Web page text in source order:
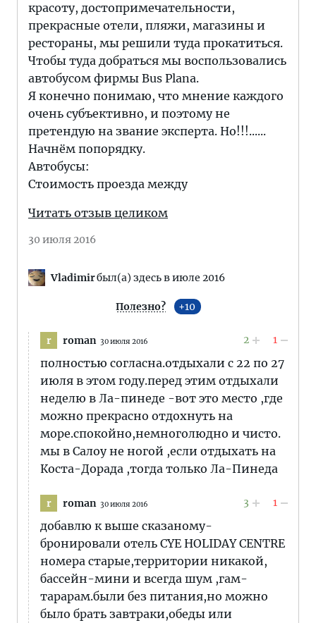
красоту, достопримечательности,
прекрасные отели, пляжи, магазины и
рестораны, мы решили туда прокатиться.
Чтобы туда добраться мы воспользовались
автобусом фирмы Bus Plana.
Я конечно понимаю, что мнение каждого
очень субъективно, и поэтому не
претендую на звание эксперта. Но!!!......
Начнём попорядку.
Автобусы:
Стоимость проезда между
Читать отзыв целиком
30 июля 2016
Vladimirбыл(а) здесь в июле 2016
Полезно? 10
r roman 30 июля 2016 2 1
полностью согласна.отдыхали с 22 по 27
июля в этом году.перед этим отдыхали
неделю в Ла-пинеде -вот это место ,где
можно прекрасно отдохнуть на
море.спокойно,немноголюдно и чисто.
мы в Салоу не ногой ,если отдыхать на
Коста-Дорада ,тогда только Ла-Пинеда
r roman 30 июля 2016 3 1
добавлю к выше сказаному-
бронировали отель CYE HOLIDAY CENTRE
номера старые,территории никакой,
бассейн-мини и всегда шум ,гам-
тарарам.были без питания,но можно
было брать завтраки,обеды или